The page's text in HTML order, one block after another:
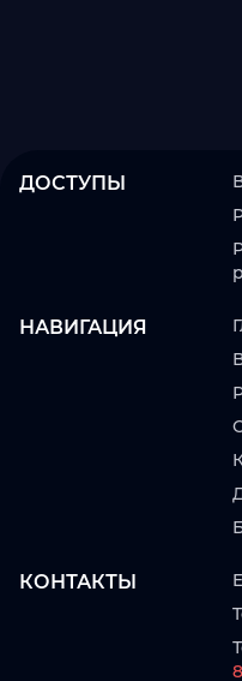
ДОСТУПЫ
НАВИГАЦИЯ
КОНТАКТЫ